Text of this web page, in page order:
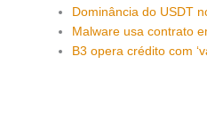
Dominância do USDT
Malware usa contrato
B3 opera crédito com